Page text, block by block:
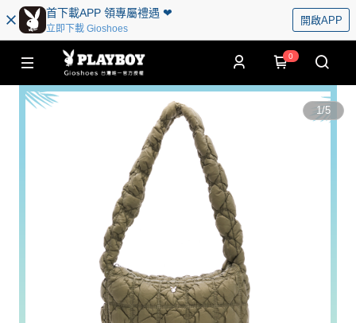
首下載APP 領專屬禮遇 ❤︎
立即下載 Gioshoes
開啟APP
0
1/5